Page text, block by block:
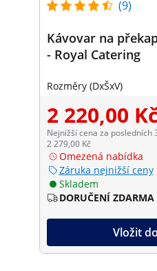
(9)
Kávovar na
- Royal Catering
Rozměry (DxŠxV)
2 220,00
Nejnižší cena za posledních
2 279,00 Kč
Omezená nabídka
Záruka nejnižší ceny
Skladem
DORUČENÍ ZDARMA
Vložit